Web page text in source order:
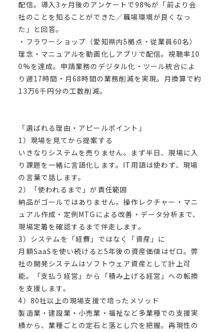
配信。導入3ヶ月後のアンケートで98%が「前より会
社のことを知ることができた／職場環境が良くなっ
た」と回答。
・フラワーショップ（愛知県内5拠点・従業員60名）
理念・マニュアルを動画化しアプリで配信。視聴率10
0%を達成。申請業務のデジタル化・ツール統合によ
り週17時間・月68時間の業務削減を実現。月換算で約
13万6千円分の工数削減。
「選ばれる理由・アピールポイント」
1）現場を見てから提案する
いきなりシステムを売りません。まず半日、現場に入
り課題を一緒に言語化します。IT用語は使わず、現場
の言葉で話します。
2）「使われるまで」が責任範囲
納品がゴールではありません。操作レクチャー・マニ
ュアル作成・定例MTGによる改善・データ分析まで、
現場定着を確認するまで伴走します。
3）システムを「経費」ではなく「資産」に
月額SaaSを使い続けると5年後の資産価値はゼロ。弊
社の開発システムはソフトウェア資産として計上可
能。「支払う経営」から「積み上げる経営」への転換
を支援します。
4）80社以上の現場支援で培ったメソッド
製造業・建設業・小売業・福祉など多業種での支援実
績から、業種ごとの定石と落とし穴を把握。再現性の